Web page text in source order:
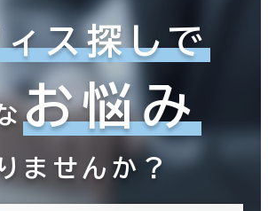
ィス探しで
お悩み
ませんか？